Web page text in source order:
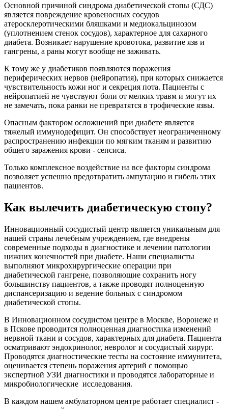
Основной причиной синдрома диабетической стопы (СДС)
является повреждение кровеносных сосудов
атеросклеротическими бляшками и медиокальцинозом
(уплотнением стенок сосудов), характерное для сахарного
диабета. Возникает нарушение кровотока, развитие язв и
гангрены, а раны могут вообще не заживать.
К тому же у диабетиков появляются поражения
периферических нервов (нейропатия), при которых снижается
чувствительность кожи ног и секреция пота. Пациенты с
нейропатией не чувствуют боли от мелких травм и могут их
не замечать, пока ранки не превратятся в трофические язвы.
Опасным фактором осложнений при диабете является
тяжелый иммунодефицит. Он способствует неограниченному
распространению инфекции по мягким тканям и развитию
общего заражения крови - сепсиса.
Только комплексное воздействие на все факторы синдрома
позволяет успешно предотвратить ампутацию и гибель этих
пациентов.
Как вылечить диабетическую стопу?
Инновационный сосудистый центр является уникальным для
нашей страны лечебным учреждением, где внедрены
современные подходы в диагностике и лечении патологии
нижних конечностей при диабете. Наши специалисты
выполняют микрохирургические операции при
диабетической гангрене, позволяющие сохранить ногу
большинству пациентов, а также проводят полноценную
диспансеризацию и ведение больных с синдромом
диабетической стопы.
В Инновационном сосудистом центре в Москве, Воронеже и
в Пскове проводится полноценная диагностика изменений
нервной ткани и сосудов, характерных для диабета. Пациента
осматривают эндокринолог, невролог и сосудистый хирург.
Проводятся диагностические тесты на состояние иммунитета,
оценивается степень поражения артерий с помощью
экспертной УЗИ диагностики и проводятся лабораторные и
микробиологические исследования.
В каждом нашем амбулаторном центре работает специалист -